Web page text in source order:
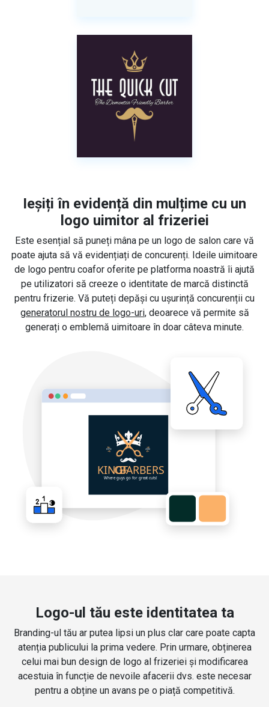
Ieșiți în evidență din mulțime cu un
logo uimitor al frizeriei
Este esențial să puneți mâna pe un logo de salon care vă
poate ajuta să vă evidențiați de concurenți. Ideile uimitoare
de logo pentru coafor oferite pe platforma noastră îi ajută
pe utilizatori să creeze o identitate de marcă distinctă
pentru frizerie. Vă puteți depăși cu ușurință concurenții cu
generatorul nostru de logo-uri, deoarece vă permite să
generați o emblemă uimitoare în doar câteva minute.
Logo-ul tău este identitatea ta
Branding-ul tău ar putea lipsi un plus clar care poate capta
atenția publicului la prima vedere. Prin urmare, obținerea
celui mai bun design de logo al frizeriei și modificarea
acestuia în funcție de nevoile afacerii dvs. este necesar
pentru a obține un avans pe o piață competitivă.